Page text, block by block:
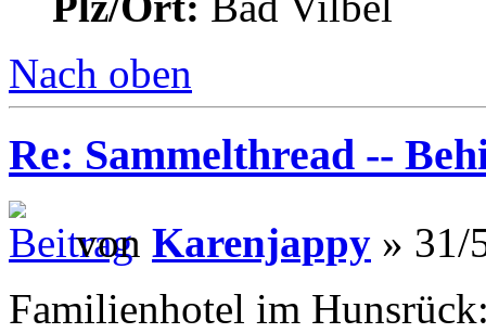
Nach oben
Re: Sammelthread --
von Karenjappy » 31/
Familienhotel im